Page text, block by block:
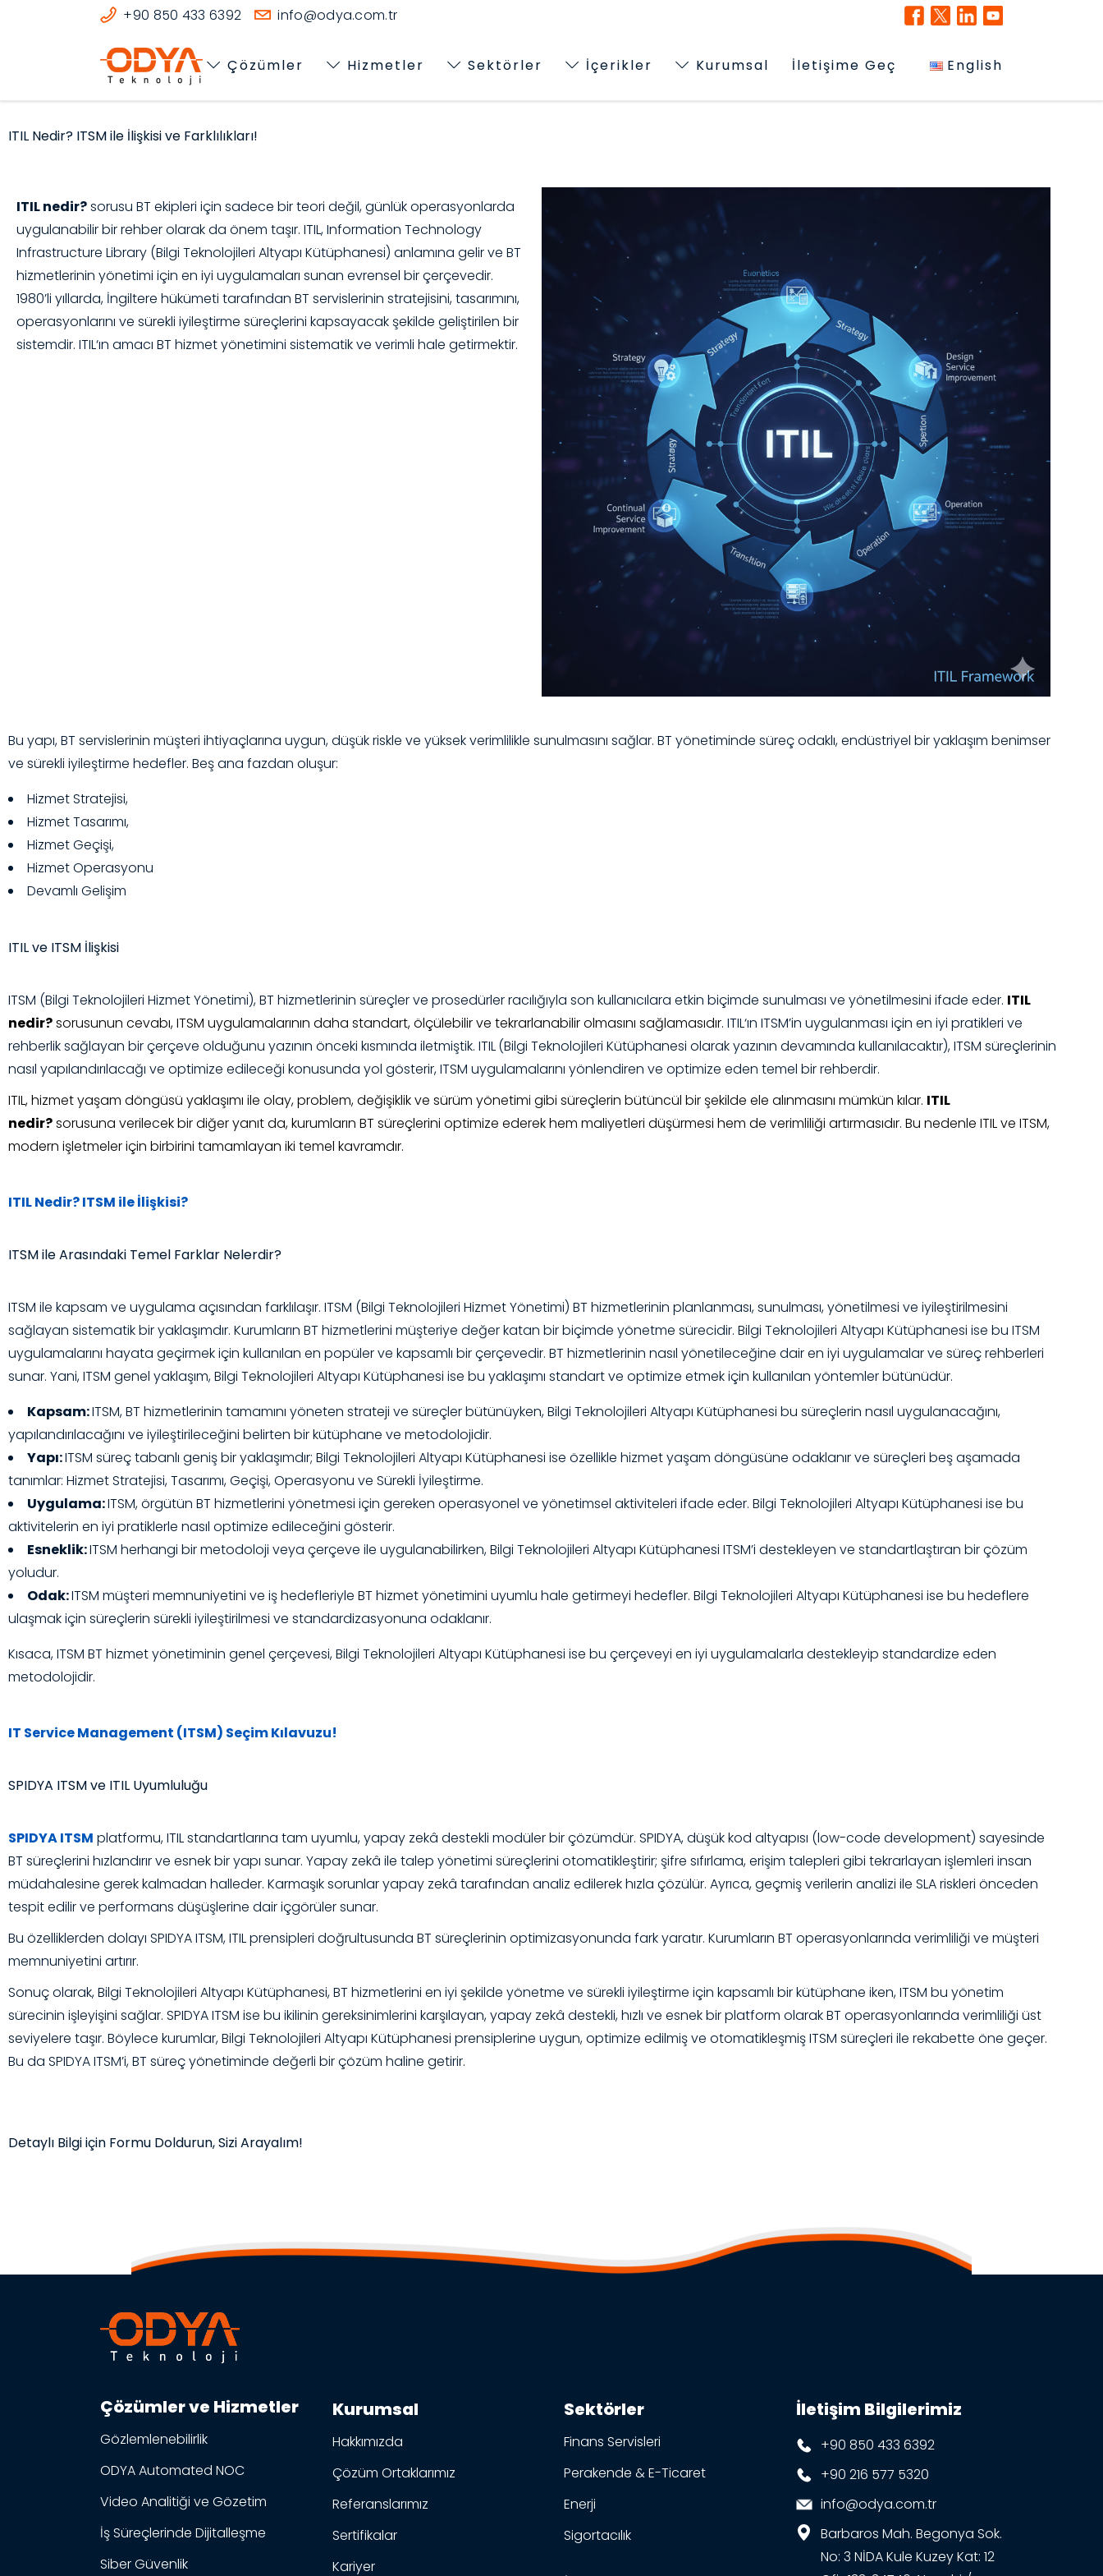
+90 850 433 6392 info@odya.com.tr
Çözümler Hizmetler Sektörler İçerikler Kurumsal İletişime Geç English
ITIL Nedir? ITSM ile İlişkisi ve Farklılıkları!
ITIL nedir?sorusu BT ekipleri için sadece bir teori değil, günlük operasyonlarda
uygulanabilir bir rehber olarak da önem taşır. ITIL, Information Technology
Infrastructure Library (Bilgi Teknolojileri Altyapı Kütüphanesi) anlamına gelir ve BT
hizmetlerinin yönetimi için en iyi uygulamaları sunan evrensel bir çerçevedir.
1980’li yıllarda, İngiltere hükümeti tarafından BT servislerinin stratejisini, tasarımını,
operasyonlarını ve sürekli iyileştirme süreçlerini kapsayacak şekilde geliştirilen bir
sistemdir. ITIL‘ın amacı BT hizmet yönetimini sistematik ve verimli hale getirmektir.
Bu yapı, BT servislerinin müşteri ihtiyaçlarına uygun, düşük riskle ve yüksek verimlilikle sunulmasını sağlar. BT yönetiminde süreç odaklı, endüstriyel bir yaklaşım benimser
ve sürekli iyileştirme hedefler. Beş ana fazdan oluşur:
Hizmet Stratejisi,
Hizmet Tasarımı,
Hizmet Geçişi,
Hizmet Operasyonu
Devamlı Gelişim
ITIL ve ITSM İlişkisi
ITSM (Bilgi Teknolojileri Hizmet Yönetimi), BT hizmetlerinin süreçler ve prosedürler racılığıyla son kullanıcılara etkin biçimde sunulması ve yönetilmesini ifade eder. ITIL
nedir?sorusunun cevabı, ITSM uygulamalarının daha standart, ölçülebilir ve tekrarlanabilir olmasını sağlamasıdır. ITIL‘ın ITSM’in uygulanması için en iyi pratikleri ve
rehberlik sağlayan bir çerçeve olduğunu yazının önceki kısmında iletmiştik. ITIL(Bilgi Teknolojileri Kütüphanesi olarak yazının devamında kullanılacaktır), ITSM süreçlerinin
nasıl yapılandırılacağı ve optimize edileceği konusunda yol gösterir, ITSM uygulamalarını yönlendiren ve optimize eden temel bir rehberdir.
ITIL, hizmet yaşam döngüsü yaklaşımı ile olay, problem, değişiklik ve sürüm yönetimi gibi süreçlerin bütüncül bir şekilde ele alınmasını mümkün kılar. ITIL
nedir?sorusuna verilecek bir diğer yanıt da, kurumların BT süreçlerini optimize ederek hem maliyetleri düşürmesi hem de verimliliği artırmasıdır. Bu nedenle ITIL ve ITSM,
modern işletmeler için birbirini tamamlayan iki temel kavramdır.
ITIL Nedir? ITSM ile İlişkisi?
ITSM ile Arasındaki Temel Farklar Nelerdir?
ITSM ile kapsam ve uygulama açısından farklılaşır. ITSM (Bilgi Teknolojileri Hizmet Yönetimi) BT hizmetlerinin planlanması, sunulması, yönetilmesi ve iyileştirilmesini
sağlayan sistematik bir yaklaşımdır. Kurumların BT hizmetlerini müşteriye değer katan bir biçimde yönetme sürecidir. Bilgi Teknolojileri Altyapı Kütüphanesi ise bu ITSM
uygulamalarını hayata geçirmek için kullanılan en popüler ve kapsamlı bir çerçevedir. BT hizmetlerinin nasıl yönetileceğine dair en iyi uygulamalar ve süreç rehberleri
sunar. Yani, ITSM genel yaklaşım, Bilgi Teknolojileri Altyapı Kütüphanesi ise bu yaklaşımı standart ve optimize etmek için kullanılan yöntemler bütünüdür.
Kapsam:ITSM, BT hizmetlerinin tamamını yöneten strateji ve süreçler bütünüyken, Bilgi Teknolojileri Altyapı Kütüphanesi bu süreçlerin nasıl uygulanacağını,
yapılandırılacağını ve iyileştirileceğini belirten bir kütüphane ve metodolojidir.
Yapı:ITSM süreç tabanlı geniş bir yaklaşımdır; Bilgi Teknolojileri Altyapı Kütüphanesi ise özellikle hizmet yaşam döngüsüne odaklanır ve süreçleri beş aşamada
tanımlar: Hizmet Stratejisi, Tasarımı, Geçişi, Operasyonu ve Sürekli İyileştirme.
Uygulama:ITSM, örgütün BT hizmetlerini yönetmesi için gereken operasyonel ve yönetimsel aktiviteleri ifade eder. Bilgi Teknolojileri Altyapı Kütüphanesi ise bu
aktivitelerin en iyi pratiklerle nasıl optimize edileceğini gösterir.
Esneklik:ITSM herhangi bir metodoloji veya çerçeve ile uygulanabilirken, Bilgi Teknolojileri Altyapı Kütüphanesi ITSM’i destekleyen ve standartlaştıran bir çözüm
yoludur.
Odak:ITSM müşteri memnuniyetini ve iş hedefleriyle BT hizmet yönetimini uyumlu hale getirmeyi hedefler. Bilgi Teknolojileri Altyapı Kütüphanesi ise bu hedeflere
ulaşmak için süreçlerin sürekli iyileştirilmesi ve standardizasyonuna odaklanır.
Kısaca, ITSM BT hizmet yönetiminin genel çerçevesi, Bilgi Teknolojileri Altyapı Kütüphanesi ise bu çerçeveyi en iyi uygulamalarla destekleyip standardize eden
metodolojidir.
IT Service Management (ITSM) Seçim Kılavuzu!
SPIDYA ITSM ve ITIL Uyumluluğu
SPIDYA ITSM platformu, ITIL standartlarına tam uyumlu, yapay zekâ destekli modüler bir çözümdür. SPIDYA, düşük kod altyapısı (low-code development) sayesinde
BT süreçlerini hızlandırır ve esnek bir yapı sunar. Yapay zekâ ile talep yönetimi süreçlerini otomatikleştirir; şifre sıfırlama, erişim talepleri gibi tekrarlayan işlemleri insan
müdahalesine gerek kalmadan halleder. Karmaşık sorunlar yapay zekâ tarafından analiz edilerek hızla çözülür. Ayrıca, geçmiş verilerin analizi ile SLA riskleri önceden
tespit edilir ve performans düşüşlerine dair içgörüler sunar.
Bu özelliklerden dolayı SPIDYA ITSM, ITIL prensipleri doğrultusunda BT süreçlerinin optimizasyonunda fark yaratır. Kurumların BT operasyonlarında verimliliği ve müşteri
memnuniyetini artırır.
Sonuç olarak, Bilgi Teknolojileri Altyapı Kütüphanesi, BT hizmetlerini en iyi şekilde yönetme ve sürekli iyileştirme için kapsamlı bir kütüphane iken, ITSM bu yönetim
sürecinin işleyişini sağlar. SPIDYA ITSM ise bu ikilinin gereksinimlerini karşılayan, yapay zekâ destekli, hızlı ve esnek bir platform olarak BT operasyonlarında verimliliği üst
seviyelere taşır. Böylece kurumlar, Bilgi Teknolojileri Altyapı Kütüphanesi prensiplerine uygun, optimize edilmiş ve otomatikleşmiş ITSM süreçleri ile rekabette öne geçer.
Bu da SPIDYA ITSM’i, BT süreç yönetiminde değerli bir çözüm haline getirir.
Detaylı Bilgi için Formu Doldurun, Sizi Arayalım!
Çözümler ve Hizmetler
Gözlemlenebilirlik
ODYA Automated NOC
Video Analitiği ve Gözetim
İş Süreçlerinde Dijitalleşme
Siber Güvenlik
Kurumsal
Hakkımızda
Çözüm Ortaklarımız
Referanslarımız
Sertifikalar
Kariyer
Sektörler
Finans Servisleri
Perakende & E-Ticaret
Enerji
Sigortacılık
İletişim Bilgilerimiz
+90 850 433 6392
+90 216 577 5320
info@odya.com.tr
Barbaros Mah. Begonya Sok.
No: 3 NİDA Kule Kuzey Kat: 12